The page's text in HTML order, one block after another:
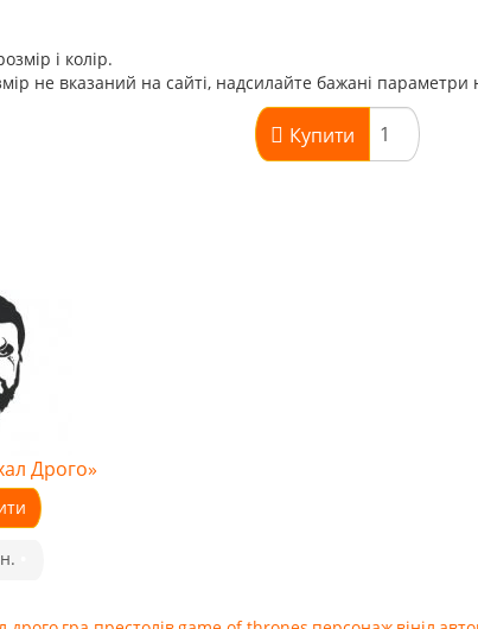
і колір.
не вказаний на сайті, надсилайте бажані
Купити
Дрого»